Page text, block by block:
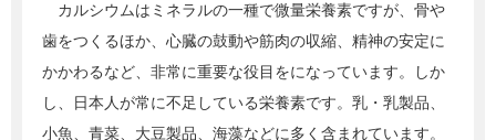
カルシウムはミネラルの一種で微量栄養素ですが、骨や
歯をつくるほか、心臓の鼓動や筋肉の収縮、精神の安定に
かかわるなど、非常に重要な役目をになっています。しか
し、日本人が常に不足している栄養素です。乳・乳製品、
小魚、青菜、大豆製品、海藻などに多く含まれています。